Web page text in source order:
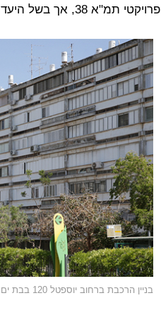
פרויקטי תמ"א 38, אך בשל היעדר עתודות קרקע מתקשה לפתח מתחמי תעסוקה.
בניין הרכבת ברחוב יוספטל 120 בבת ים